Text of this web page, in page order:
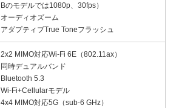
Bのモデルでは1080p、30fps）
オーディオズーム
アダプティブTrue Toneフラッシュ
2x2 MIMO対応Wi-Fi 6E（802.11ax）
同時デュアルバンド
Bluetooth 5.3
Wi-Fi+Cellularモデル
4x4 MIMO対応5G（sub-6 GHz）